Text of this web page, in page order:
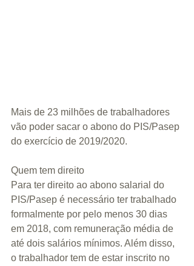
Mais de 23 milhões de trabalhadores
vão poder sacar o abono do PIS/Pasep
do exercício de 2019/2020.
Quem tem direito
Para ter direito ao abono salarial do
PIS/Pasep é necessário ter trabalhado
formalmente por pelo menos 30 dias
em 2018, com remuneração média de
até dois salários mínimos. Além disso,
o trabalhador tem de estar inscrito no